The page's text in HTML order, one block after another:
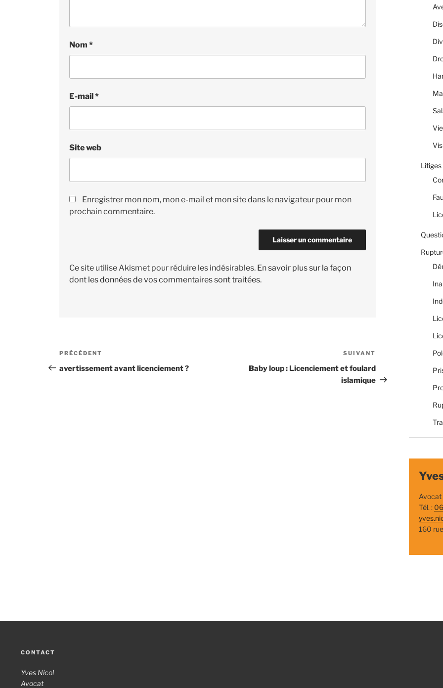
Nom *
E-mail*
Site web
Enregistrer mon nom, mon e-mail et mon site dans le navigateur pour mon
prochain commentaire.
Ce site utilise Akismet pour réduire les indésirables. En savoir plus sur la façon
dont les données de vos commentaires sont traitées.
Navigation
de
Article
précédent
PRÉCÉDENT
avertissement avant licenciement ?
SUIVANT
Baby loup : Licenciement et foulard
islamique
Litiges
Avocat
Tél. :
160
CONTACT
Yves Nicol
Avocat